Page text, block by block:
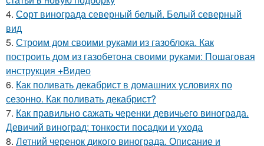
4. Сорт винограда северный белый. Белый северный
вид
5. Строим дом своими руками из газоблока. Как
построить дом из газобетона своими руками: Пошаговая
инструкция +Видео
6. Как поливать декабрист в домашних условиях по
сезонно. Как поливать декабрист?
7. Как правильно сажать черенки девичьего винограда.
Девичий виноград: тонкости посадки и ухода
8. Летний черенок дикого винограда. Описание и